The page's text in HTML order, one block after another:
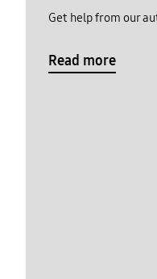
Get help from our
Read more